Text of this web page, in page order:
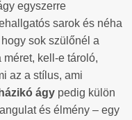
egyszerre
sarok és néha
sok szülőnél a
kell-e tároló,
az a stílus, ami
házikó ágy pedig külön
és élmény – egy